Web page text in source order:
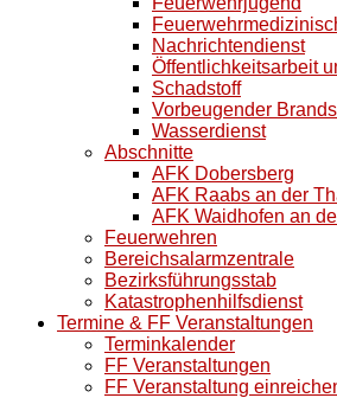
Nachrichtendienst
Öffentlichkeitsarbeit
Schadstoff
Vorbeugender
Wasserdienst
Abschnitte
AFK Dobersberg
AFK Raabs an der
AFK Waidhofen an
Feuerwehren
Bereichsalarmzentrale
Bezirksführungsstab
Katastrophenhilfsdienst
Termine & FF Veranstaltungen
Terminkalender
FF Veranstaltungen
FF Veranstaltung